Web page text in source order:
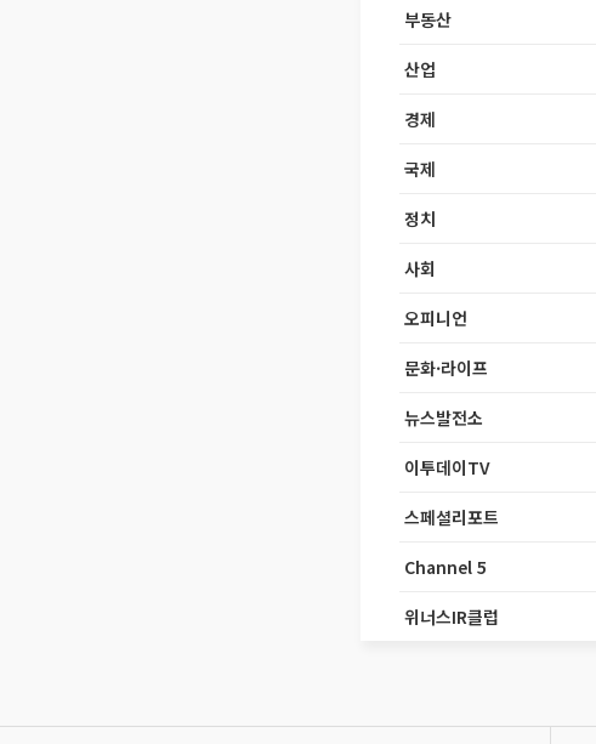
부동산
산업
경제
국제
정치
사회
오피니언
문화·라이프
뉴스발전소
이투데이TV
스페셜리포트
Channel 5
위너스IR클럽